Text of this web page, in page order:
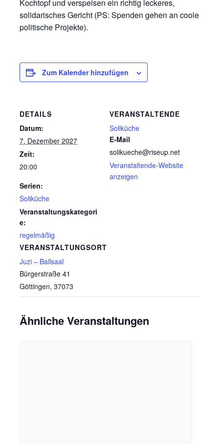
Kochtopf und verspeisen ein richtig leckeres,
solidarisches Gericht (PS: Spenden gehen an coole
politische Projekte).
Zum Kalender hinzufügen
DETAILS
Datum:
7. Dezember 2027
Zeit:
20:00
Serien:
Soliküche
Veranstaltungskategori
e:
regelmäßig
VERANSTALTUNGSORT
Juzi – Ballsaal
Bürgerstraße 41
Göttingen, 37073
VERANSTALTENDE
Soliküche
E-Mail
solikueche@riseup.net
Veranstaltende-Website
anzeigen
Ähnliche Veranstaltungen